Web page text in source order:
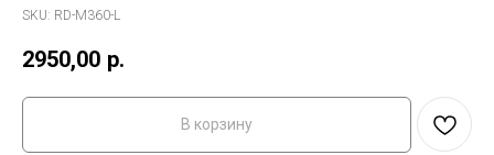
SKU: RD-M360-L
2950,00 р.
В корзину